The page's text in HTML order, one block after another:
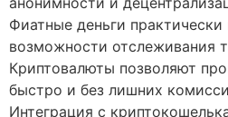
Фиатные деньги
возможности отслеживания
Криптовалюты позволяют
быстро и без лишних
Интеграция с